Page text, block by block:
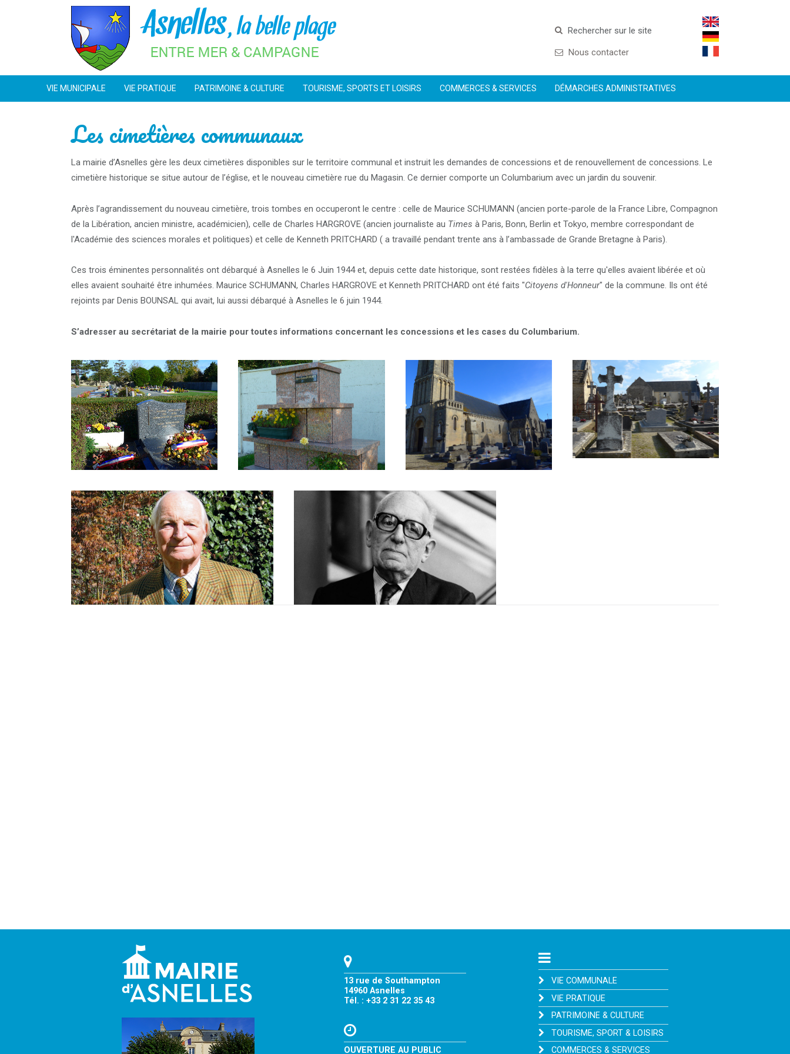
Rechercher sur le site
Nous contacter
VIE MUNICIPALE VIE PRATIQUE PATRIMOINE & CULTURE TOURISME, SPORTS ET LOISIRS COMMERCES & SERVICES DÉMARCHES ADMINISTRATIVES
Les cimetières communaux
La mairie d’Asnelles gère les deux cimetières disponibles sur le territoire communal et instruit les demandes de concessions et de renouvellement de concessions. Le
cimetière historique se situe autour de l’église, et le nouveau cimetière rue du Magasin. Ce dernier comporte un Columbarium avec un jardin du souvenir.
Après l’agrandissement du nouveau cimetière, trois tombes en occuperont le centre : celle de Maurice SCHUMANN (ancien porte-parole de la France Libre, Compagnon
de la Libération, ancien ministre, académicien), celle de Charles HARGROVE (ancien journaliste au Times à Paris, Bonn, Berlin et Tokyo, membre correspondant de
l'Académie des sciences morales et politiques) et celle de Kenneth PRITCHARD ( a travaillé pendant trente ans à l’ambassade de Grande Bretagne à Paris).
Ces trois éminentes personnalités ont débarqué à Asnelles le 6 Juin 1944 et, depuis cette date historique, sont restées fidèles à la terre qu'elles avaient libérée et où
elles avaient souhaité être inhumées. Maurice SCHUMANN, Charles HARGROVE et Kenneth PRITCHARD ont été faits "Citoyens d'Honneur" de la commune. Ils ont été
rejoints par Denis BOUNSAL qui avait, lui aussi débarqué à Asnelles le 6 juin 1944.
S’adresser au secrétariat de la mairie pour toutes informations concernant les concessions et les cases du Columbarium.
13 rue de Southampton
14960 Asnelles
Tél. : +33 2 31 22 35 43
OUVERTURE AU PUBLIC
VIE COMMUNALE
VIE PRATIQUE
PATRIMOINE & CULTURE
TOURISME, SPORT & LOISIRS
COMMERCES & SERVICES